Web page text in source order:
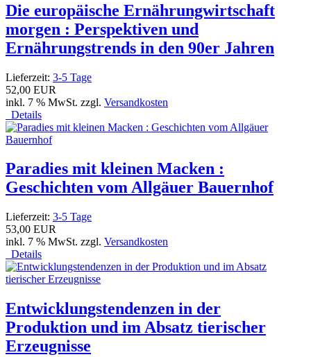
Die europäische Ernährungwirtschaft
morgen : Perspektiven und
Ernährungstrends in den 90er Jahren
Lieferzeit: 3-5 Tage
52,00 EUR
inkl. 7 % MwSt. zzgl. Versandkosten
Details
Paradies mit kleinen Macken :
Geschichten vom Allgäuer Bauernhof
Lieferzeit: 3-5 Tage
53,00 EUR
inkl. 7 % MwSt. zzgl. Versandkosten
Details
Entwicklungstendenzen in der
Produktion und im Absatz tierischer
Erzeugnisse